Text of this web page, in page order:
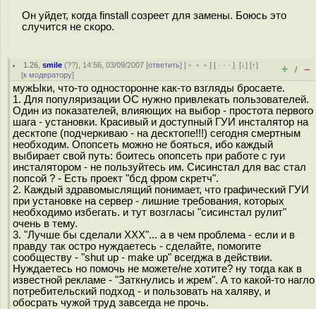
Он уйдет, когда finstall созреет для замены. Боюсь это
случится не скоро.
1.26 ,smile (??), 14:56, 03/09/2007 [ответить] [ ﹢﹢﹢] [ · · ·][↓] [↑]
[к модератору] + / –
мужЫки, что-то односторонне как-то взгляды бросаете.
1. Для популяризации ОС нужно привлекать пользователей.
Один из показателей, влияющих на выбор - простота первого
шага - установки. Красивый и доступный ГУИ инсталятор на
десктопе (подчеркиваю - на десктопе!!!) сегодня смертным
необходим. Опопсеть можно не бояться, ибо каждый
выбирает свой путь: боитесь опопсеть при работе с гуи
инсталятором - не пользуйтесь им. Сисинстал для вас стал
попсой ? - Есть проект "бсд фром скретч".
2. Каждый здравомыслящий понимает, что графический ГУИ
при установке на сервер - лишние требования, которых
необходимо избегать. и тут возгласы "сисинстал рулит"
очень в тему.
3. "Лучше бы сделали ХХХ"... а в чем проблема - если и в
правду так остро нуждаетесь - сделайте, помогите
сообществу - "shut up - make up" всегджа в действии.
Нуждаетесь но помочь не можете/не хотите? ну тогда как в
известной рекламе - "Заткнулись и жрем". А то какой-то нагло
потребительский подход - и пользовать на халяву, и
обосрать чужой труд завсегда не прочь.